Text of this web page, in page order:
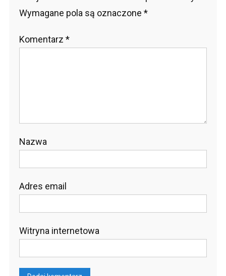
Wymagane pola są oznaczone *
Komentarz *
Nazwa
Adres email
Witryna internetowa